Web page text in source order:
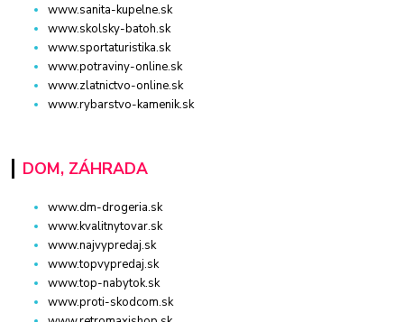
www.sanita-kupelne.sk
www.skolsky-batoh.sk
www.sportaturistika.sk
www.potraviny-online.sk
www.zlatnictvo-online.sk
www.rybarstvo-kamenik.sk
DOM, ZÁHRADA
www.dm-drogeria.sk
www.kvalitnytovar.sk
www.najvypredaj.sk
www.topvypredaj.sk
www.top-nabytok.sk
www.proti-skodcom.sk